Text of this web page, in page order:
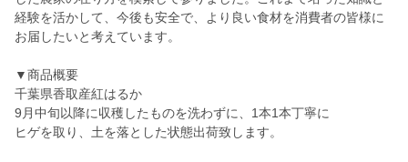
経験を活かして、今後も安全で、より良い食材を消費者の皆様に
お届したいと考えています。
▼商品概要
千葉県香取産紅はるか
9月中旬以降に収穫したものを洗わずに、1本1本丁寧に
ヒゲを取り、土を落とした状態出荷致します。